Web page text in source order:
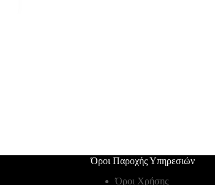
Όροι Παροχής Υπηρεσιών
Όροι Χρήσης